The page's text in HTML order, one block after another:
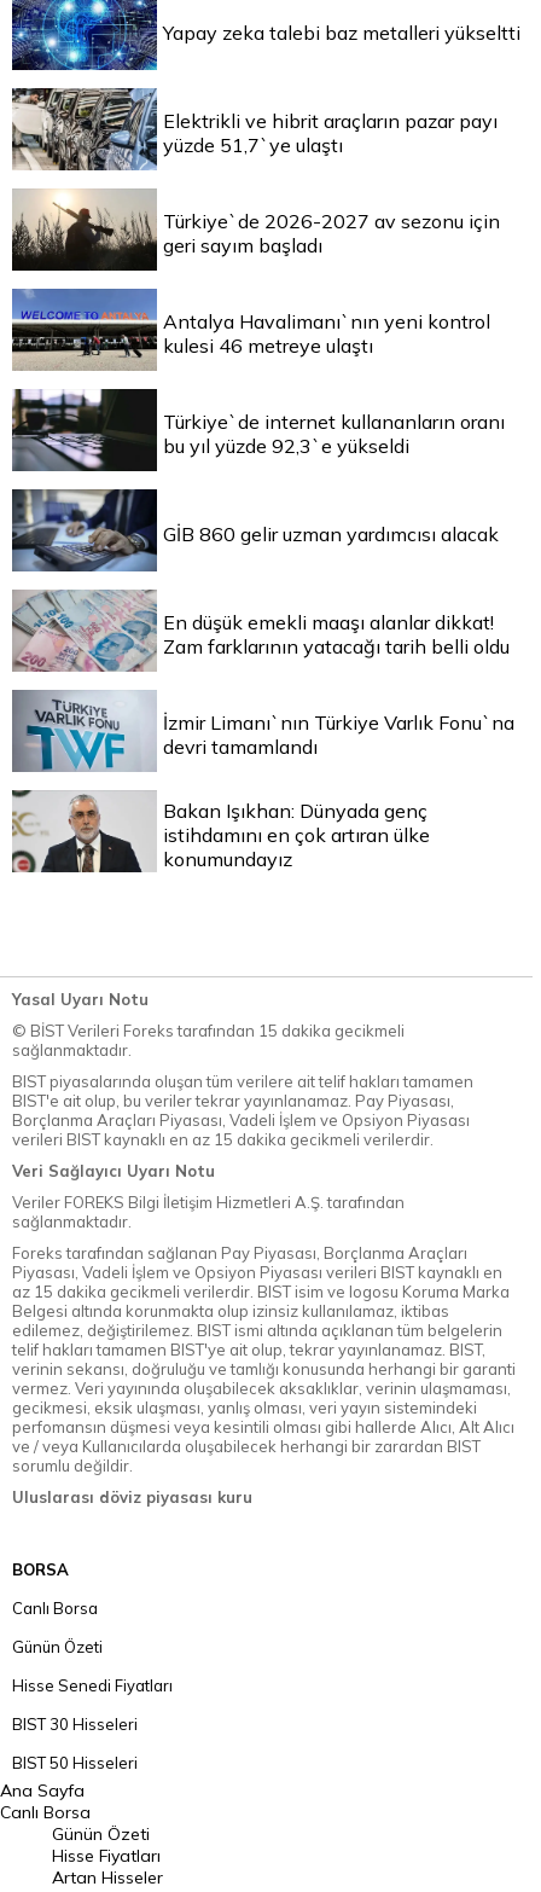
Yapay zeka talebi baz metalleri yükseltti
Elektrikli ve hibrit araçların pazar payı
yüzde 51,7`ye ulaştı
Türkiye`de 2026-2027 av sezonu için
geri sayım başladı
Antalya Havalimanı`nın yeni kontrol
kulesi 46 metreye ulaştı
Türkiye`de internet kullananların oranı
bu yıl yüzde 92,3`e yükseldi
GİB 860 gelir uzman yardımcısı alacak
En düşük emekli maaşı alanlar dikkat!
Zam farklarının yatacağı tarih belli oldu
İzmir Limanı`nın Türkiye Varlık Fonu`na
devri tamamlandı
Bakan Işıkhan: Dünyada genç
istihdamını en çok artıran ülke
konumundayız
Yasal Uyarı Notu
© BİST Verileri Foreks tarafından 15 dakika gecikmeli
sağlanmaktadır.
BIST piyasalarında oluşan tüm verilere ait telif hakları tamamen
BIST'e ait olup, bu veriler tekrar yayınlanamaz. Pay Piyasası,
Borçlanma Araçları Piyasası, Vadeli İşlem ve Opsiyon Piyasası
verileri BIST kaynaklı en az 15 dakika gecikmeli verilerdir.
Veri Sağlayıcı Uyarı Notu
Veriler FOREKS Bilgi İletişim Hizmetleri A.Ş. tarafından
sağlanmaktadır.
Foreks tarafından sağlanan Pay Piyasası, Borçlanma Araçları
Piyasası, Vadeli İşlem ve Opsiyon Piyasası verileri BIST kaynaklı en
az 15 dakika gecikmeli verilerdir. BIST isim ve logosu Koruma Marka
Belgesi altında korunmakta olup izinsiz kullanılamaz, iktibas
edilemez, değiştirilemez. BIST ismi altında açıklanan tüm belgelerin
telif hakları tamamen BIST'ye ait olup, tekrar yayınlanamaz. BIST,
verinin sekansı, doğruluğu ve tamlığı konusunda herhangi bir garanti
vermez. Veri yayınında oluşabilecek aksaklıklar, verinin ulaşmaması,
gecikmesi, eksik ulaşması, yanlış olması, veri yayın sistemindeki
perfomansın düşmesi veya kesintili olması gibi hallerde Alıcı, Alt Alıcı
ve / veya Kullanıcılarda oluşabilecek herhangi bir zarardan BIST
sorumlu değildir.
Uluslarası döviz piyasası kuru
BORSA
Canlı Borsa
Günün Özeti
Hisse Senedi Fiyatları
BIST 30 Hisseleri
BIST 50 Hisseleri
BIST 100 Hisseleri
En Çok Artan Hisseler
En Çok Düşen Hisseler
Ana Sayfa
Canlı Borsa
Günün Özeti
Hisse Fiyatları
Artan Hisseler